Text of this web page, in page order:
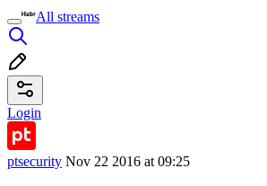
All streams
Login
ptsecurity Nov 22 2016 at 09:25